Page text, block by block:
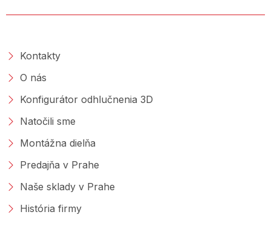
Kontakty
O nás
Konfigurátor odhlučnenia 3D
Natočili sme
Montážna dielňa
Predajňa v Prahe
Naše sklady v Prahe
História firmy